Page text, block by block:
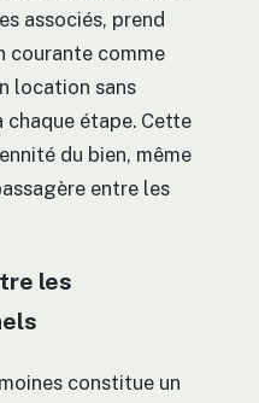
associés, prend
courante comme
location sans
chaque étape. Cette
du bien, même
entre les
les
constitue un